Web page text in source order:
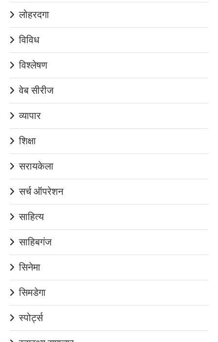
लोहरदगा
विविध
विश्लेषण
वेब सीरीज
व्यापार
शिक्षा
सरायकेला
सर्च ऑपरेशन
साहित्य
साहिबगंज
सिनेमा
सिमडेगा
स्पोर्ट्स